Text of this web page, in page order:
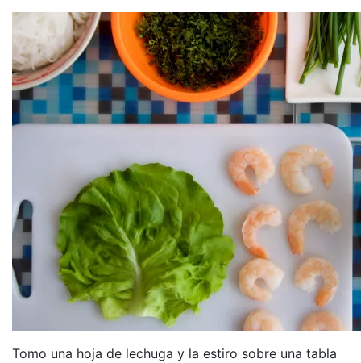
Tomo una hoja de lechuga y la estiro sobre una tabla